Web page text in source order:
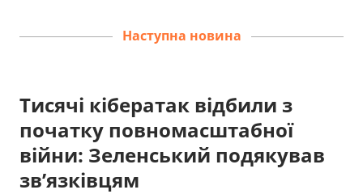
Наступна новина
Тисячі кібератак відбили з
початку повномасштабної
війни: Зеленський подякував
зв’язківцям